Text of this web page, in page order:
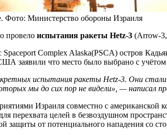
Фото: Министерство обороны Израиля
провело испытания ракеты Hetz-3 (Arrow-3,
Complex Alaska(PSCA) остров
заявили что место было выбрано с
испытания ракеты Hetz-3. Они
мы до сих пор не видели», — написал
Израиля совместно с американской
перехвата целей в безвоздушном
защиты от потенциального нападения со